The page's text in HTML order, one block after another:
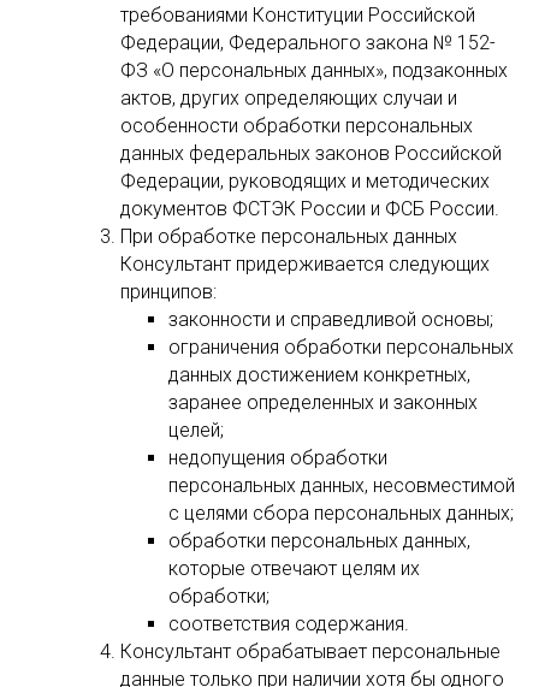
требованиями Конституции Российской
Федерации, Федерального закона № 152-
ФЗ «О персональных данных», подзаконных
актов, других определяющих случаи и
особенности обработки персональных
данных федеральных законов Российской
Федерации, руководящих и методических
документов ФСТЭК России и ФСБ России.
При обработке персональных данных
Консультант придерживается следующих
принципов:
законности и справедливой основы;
ограничения обработки персональных
данных достижением конкретных,
заранее определенных и законных
целей;
недопущения обработки
персональных данных, несовместимой
с целями сбора персональных данных;
обработки персональных данных,
которые отвечают целям их
обработки;
соответствия содержания.
Консультант обрабатывает персональные
данные только при наличии хотя бы одного